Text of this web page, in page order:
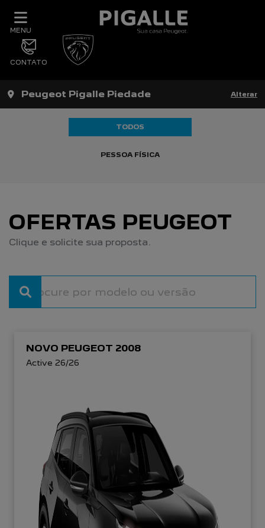
MENU
CONTATO
Peugeot Pigalle Piedade Alterar
TODOS
PESSOA FÍSICA
OFERTAS PEUGEOT
Clique e solicite sua proposta.
NOVO PEUGEOT 2008
Active 26/26